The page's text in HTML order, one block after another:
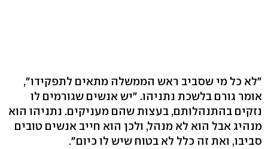
"לא כל מי שסביב ראש הממשלה מתאים לתפקידו",
אומר גורם בלשכת נתניהו. "יש אנשים שגורמים לו
נזקים בהתנהלותם, בעצות שהם מעניקים. נתניהו הוא
מנהיג אבל הוא לא מנהל, ולכן הוא חייב אנשים טובים
סביבו, ואת זה כלל לא בטוח שיש לו כיום".